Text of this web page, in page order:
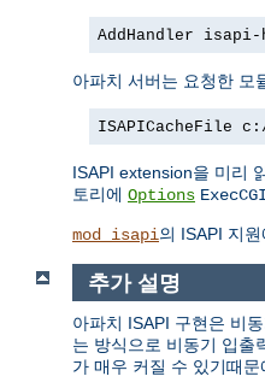
AddHandler
아파치 서버는 요청한 모
ISAPICacheFile
ISAPI extension을 미리
토리에 Options ExecCGI
mod_isapi의 ISAPI 지
추가 설명
아파치 ISAPI 구현은 비
는 방식으로 비동기 입출
가 매우 커질 수 있기때문